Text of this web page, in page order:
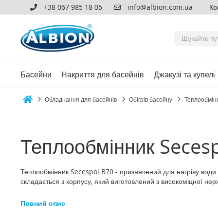
+38 067 985 18 05 info@albion.com.ua
Басейни Накриття для басейнів Джакузі та купелі
Обладнання для басейнів Обігрів басейну
Теплообмінник
Теплообмінник Secespol B70 - призначений для нагріву
складається з корпусу, який виготовлений з високоміцної
Повний опис